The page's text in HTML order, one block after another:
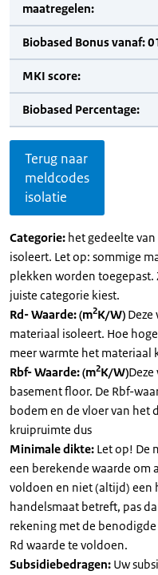
maatregelen:
Biobased Bonus vanaf:
MKI score:
Biobased Percentage:
Terug naar
meldcodes
isolatie
Categorie: het gedeelte
isoleert. Let op: sommige
plekken worden toegepast.
juiste categorie kiest.
Rd- Waarde: (m2K/W)
materiaal isoleert. Hoe
meer warmte het materiaal
Rbf- Waarde: (m2K/W)
basement floor. De Rbf-
bodem en de vloer van het
kruipruimte dus
Minimale dikte: Let op! De
een berekende waarde om
voldoen en niet (altijd) een
handelsmaat betreft, pas
rekening met de
Rd waarde te voldoen.
Subsidiebedragen: Uw